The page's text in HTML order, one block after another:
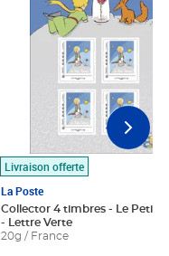
Livraison offerte
La Poste
Collector 4 timbres - Le Petit
- Lettre Verte
20g / France